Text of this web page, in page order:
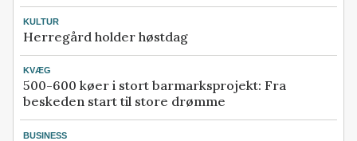
KULTUR
Herregård holder høstdag
KVÆG
500-600 køer i stort barmarksprojekt: Fra
beskeden start til store drømme
BUSINESS